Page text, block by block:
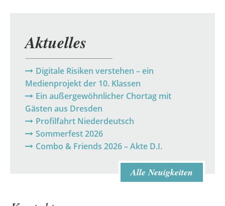
Aktuelles
Digitale Risiken verstehen – ein
Medienprojekt der 10. Klassen
Ein außergewöhnlicher Chortag mit
Gästen aus Dresden
Profilfahrt Niederdeutsch
Sommerfest 2026
Combo & Friends 2026 – Akte D.I.
Alle Neuigkeiten